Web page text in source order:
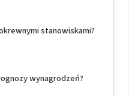
stanowiskami?
wynagrodzeń?